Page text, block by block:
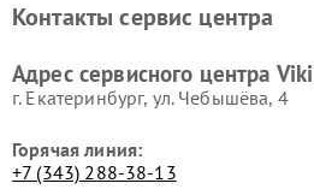
Контакты сервис центра
Адрес сервисного центра
г. Екатеринбург, ул. Чебышёва, 4
Горячая линия:
+7 (343) 288-38-13